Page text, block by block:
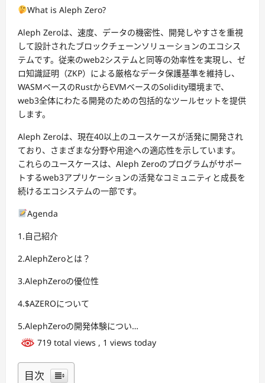
What is Aleph Zero?
Aleph Zeroは、速度、データの機密性、開発しやすさを重視
して設計されたブロックチェーンソリューションのエコシス
テムです。従来のweb2システムと同等の効率性を実現し、ゼ
ロ知識証明（ZKP）による厳格なデータ保護基準を維持し、
WASMベースのRustからEVMベースのSolidity環境まで、
web3全体にわたる開発のための包括的なツールセットを提供
します。
Aleph Zeroは、現在40以上のユースケースが活発に開発され
ており、さまざまな分野や用途への適応性を示しています。
これらのユースケースは、Aleph Zeroのプログラムがサポー
トするweb3アプリケーションの活発なコミュニティと成長を
続けるエコシステムの一部です。
Agenda
1.自己紹介
2.AlephZeroとは？
3.AlephZeroの優位性
4.$AZEROについて
5.AlephZeroの開発体験につい…
719 total views , 1 views today
目次